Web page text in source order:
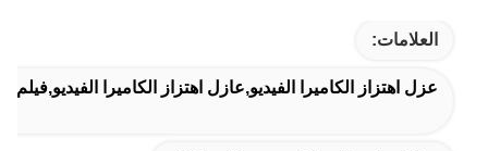
العلامات:
عزل اهتزاز الكاميرا الفيديو,عازل اهتزاز الكاميرا الفيديو,فيلم